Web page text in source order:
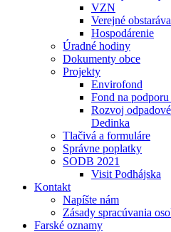
VZN
Verejné
Hospodárenie
Úradné hodiny
Dokumenty obce
Projekty
Envirofond
Fond na podporu
Rozvoj
Dedinka
Tlačivá a formuláre
Správne poplatky
SODB 2021
Visit Podhájska
Kontakt
Napíšte nám
Zásady spracúvania
Farské oznamy